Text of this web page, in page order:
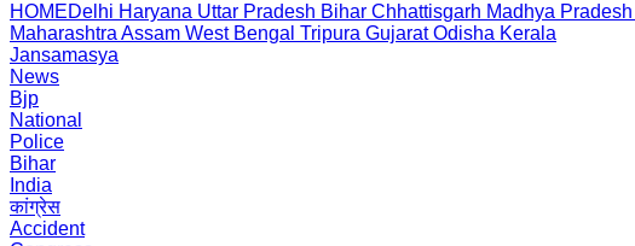
HOMEDelhi Haryana Uttar Pradesh Bihar Chhattisgarh Madhya Pradesh
Maharashtra Assam West Bengal Tripura Gujarat Odisha Kerala
Jansamasya
News
Bjp
National
Police
Bihar
India
कांग्रेस
Accident